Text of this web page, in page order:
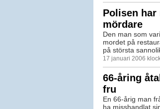
Polisen
mördare
Den man som
mordet på
på största
17 januari 2006
66-åring
fru
En 66-årig man
ha misshandlat